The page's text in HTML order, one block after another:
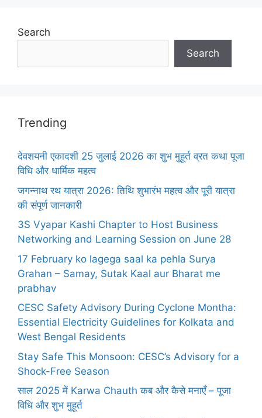
Search
Search
Trending
देवशयनी एकादशी 25 जुलाई 2026 का शुभ मुहूर्त व्रत कथा पूजा
विधि और धार्मिक महत्व
जगन्नाथ रथ यात्रा 2026: तिथि शुभारंभ महत्व और पूरी यात्रा
की संपूर्ण जानकारी
3S Vyapar Kashi Chapter to Host Business
Networking and Learning Session on June 28
17 February ko lagega saal ka pehla Surya
Grahan – Samay, Sutak Kaal aur Bharat me
prabhav
CESC Safety Advisory During Cyclone Montha:
Essential Electricity Guidelines for Kolkata and
West Bengal Residents
Stay Safe This Monsoon: CESC’s Advisory for a
Shock-Free Season
साल 2025 में Karwa Chauth कब और कैसे मनाएँ – पूजा
विधि और शुभ मुहूर्त